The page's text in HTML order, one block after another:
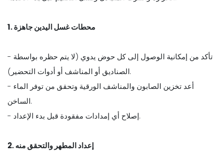
1. محطات غسل اليدين جاهزة
- تأكد من إمكانية الوصول إلى كل حوض يدوي (لا يتم حظره بواسطة
الصناديق أو المناشف أو أدوات التحضير).
- أعد تخزين الصابون والمناشف الورقية وتحقق من توفر الماء
الساخن.
- إصلاح أي إمدادات مفقودة قبل بدء الإعداد.
2. إعداد المطهر والتحقق منه